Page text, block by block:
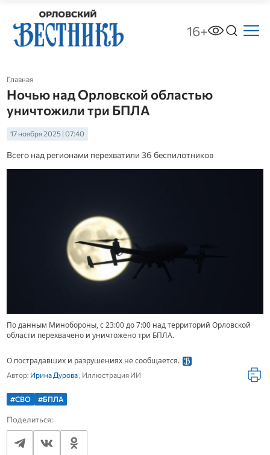
16+
Главная
Ночью над Орловской областью
уничтожили три БПЛА
17 ноября 2025 | 07:40
Всего над регионами перехватили 36 беспилотников
По данным Минобороны, с 23:00 до 7:00 над территорий Орловской
области перехвачено и уничтожено три БПЛА.
О пострадавших и разрушениях не сообщается.
Автор: Ирина Дурова, Иллюстрация ИИ
#СВО #БПЛА
Поделиться: